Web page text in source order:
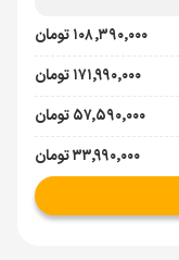
۱۰۸٬۳۹۰٬۰۰۰ تومان
۱۷۱٬۹۹۰٬۰۰۰ تومان
۵۷٬۵۹۰٬۰۰۰ تومان
۳۳٬۹۹۰٬۰۰۰ تومان